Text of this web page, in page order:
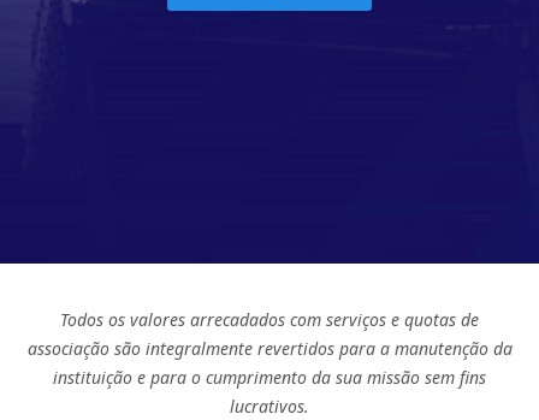
Todos os valores arrecadados com serviços e quotas de
associação são integralmente revertidos para a manutenção da
instituição e para o cumprimento da sua missão sem fins
lucrativos.